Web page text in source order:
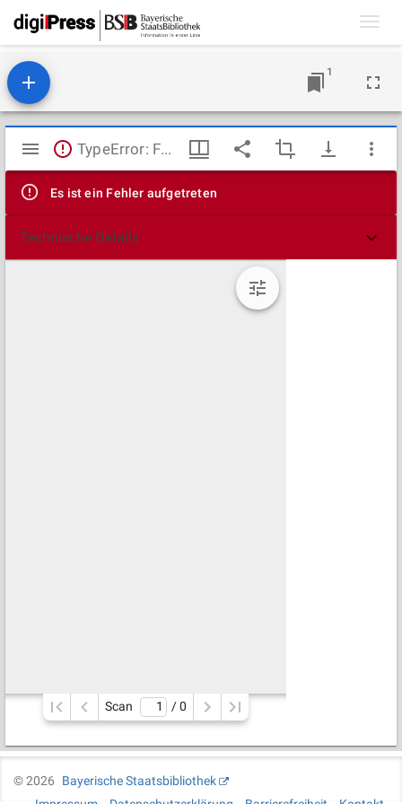
1
Mirador
Viewer
TypeError: Failed to fetch
Es ist ein Fehler aufgetreten
Technische Details
Scan / 0
©2026
Bayerische Staatsbibliothek